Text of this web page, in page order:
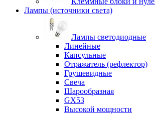
Лампы (источники света)
Лампы светодиодные
Линейные
Капсульные
Отражатель (рефлектор)
Грушевидные
Свеча
Шарообразная
GX53
Высокой мощности